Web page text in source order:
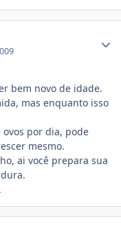
bem novo de idade.
mas enquanto isso
por dia, pode
mesmo.
ai você prepara sua